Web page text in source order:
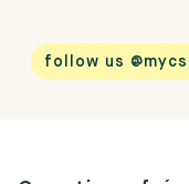
follow us